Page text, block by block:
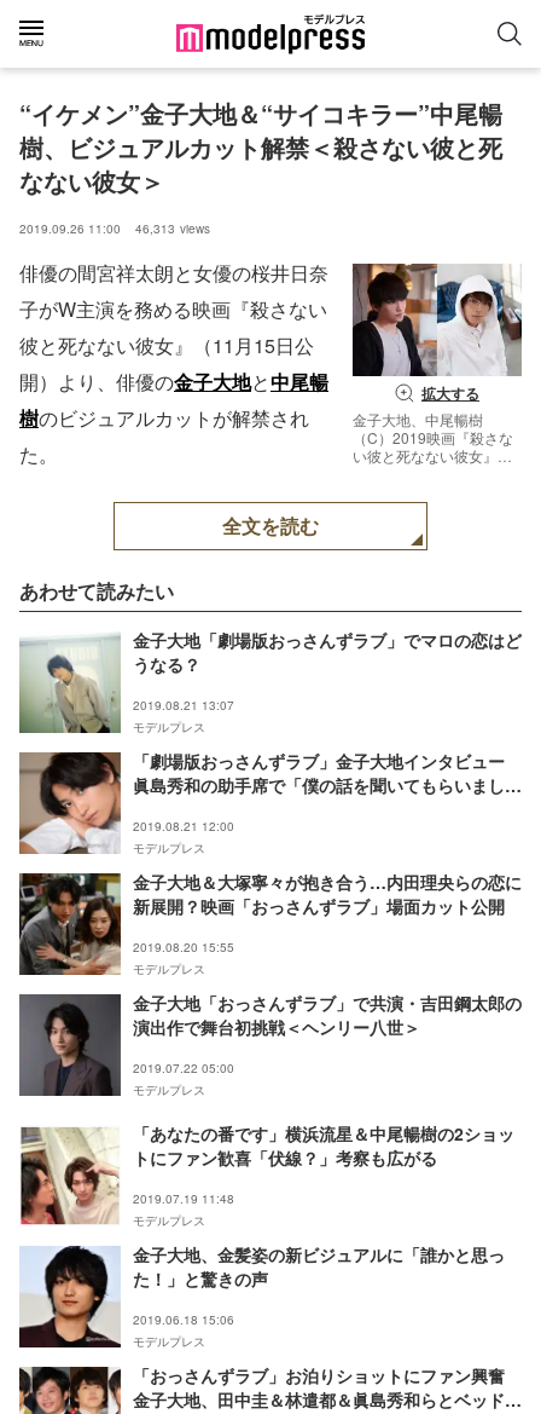
“イケメン”金子大地＆“サイコキラー”中尾暢
樹、ビジュアルカット解禁＜殺さない彼と死
なない彼女＞
2019.09.26 11:00 46,313 views
拡大する
金子大地、中尾暢樹
（C）2019映画『殺さな
い彼と死なない彼女』製
俳優の間宮祥太朗と女優の桜井日奈
子がW主演を務める映画『殺さない
彼と死なない彼女』（11月15日公
開）より、俳優の金子大地と中尾暢
樹のビジュアルカットが解禁され
た。
全文を読む
あわせて読みたい
金子大地「劇場版おっさんずラブ」でマロの恋はど
うなる？
2019.08.21 13:07
モデルプレス
「劇場版おっさんずラブ」金子大地インタビュー
眞島秀和の助手席で「僕の話を聞いてもらいまし
2019.08.21 12:00
モデルプレス
金子大地＆大塚寧々が抱き合う…内田理央らの恋に
新展開？映画「おっさんずラブ」場面カット公開
2019.08.20 15:55
モデルプレス
金子大地「おっさんずラブ」で共演・吉田鋼太郎の
演出作で舞台初挑戦＜ヘンリー八世＞
2019.07.22 05:00
モデルプレス
「あなたの番です」横浜流星＆中尾暢樹の2ショッ
トにファン歓喜「伏線？」考察も広がる
2019.07.19 11:48
モデルプレス
金子大地、金髪姿の新ビジュアルに「誰かと思っ
た！」と驚きの声
2019.06.18 15:06
モデルプレス
「おっさんずラブ」お泊りショットにファン興奮
金子大地、田中圭＆林遣都＆眞島秀和らとベッドで